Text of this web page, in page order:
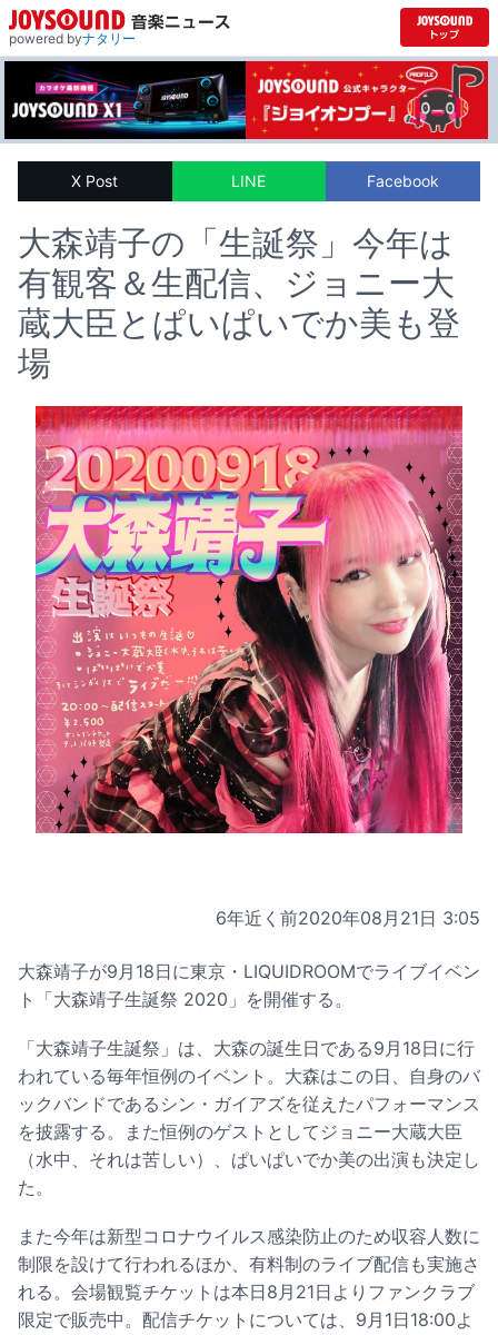
powered byナタリー
X Post LINE Facebook
大森靖子の「生誕祭」今年は
有観客＆生配信、ジョニー大
蔵大臣とぱいぱいでか美も登
場
6年近く前2020年08月21日 3:05
大森靖子が9月18日に東京・LIQUIDROOMでライブイベン
ト「大森靖子生誕祭 2020」を開催する。
「大森靖子生誕祭」は、大森の誕生日である9月18日に行
われている毎年恒例のイベント。大森はこの日、自身のバ
ックバンドであるシン・ガイアズを従えたパフォーマンス
を披露する。また恒例のゲストとしてジョニー大蔵大臣
（水中、それは苦しい）、ぱいぱいでか美の出演も決定し
た。
また今年は新型コロナウイルス感染防止のため収容人数に
制限を設けて行われるほか、有料制のライブ配信も実施さ
れる。会場観覧チケットは本日8月21日よりファンクラブ
限定で販売中。配信チケットについては、9月1日18:00よ